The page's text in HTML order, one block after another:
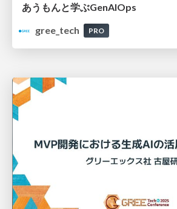
あうもんと学ぶGenAIOps
gree_tech
PRO